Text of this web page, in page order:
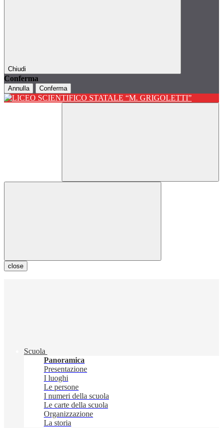
Chiudi
Conferma
Annulla Conferma
close
Scuola
Panoramica
Presentazione
I luoghi
Le persone
I numeri della scuola
Le carte della scuola
Organizzazione
La storia